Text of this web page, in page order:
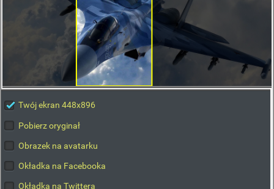
Twój ekran 448x896
Pobierz oryginał
Obrazek na avatarku
Okładka na Facebooka
Okładka na Twittera